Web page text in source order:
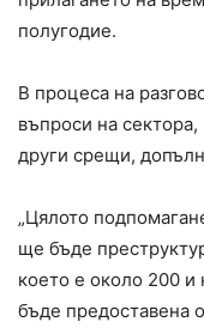
полугодие.
В процеса на
въпроси на
други срещи,
„Цялото
ще бъде
което е около 200 и
бъде предоставена